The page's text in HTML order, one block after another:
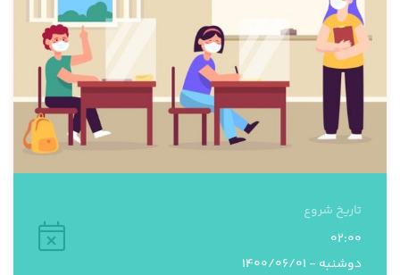
تاریخ شروع
02:00
دوشنبه - 1400/06/01